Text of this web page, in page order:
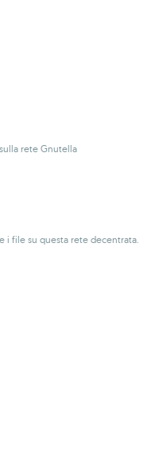
rete Gnutella
i file su questa rete decentrata.